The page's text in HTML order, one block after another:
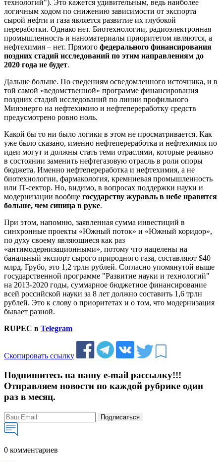
технологий"). Это кажется удивительным, ведь наиболее
логичным ходом по снижению зависимости от экспорта
сырой нефти и газа является развитие их глубокой
переработки. Однако нет. Биотехнологии, радиоэлектронная
промышленность и наноматериалы приоритетом являются, а
нефтехимия – нет. Прямого федерального финансирования
поздних стадий исследований по этим направлениям до
2020 года не будет.
Дальше больше. По сведениям осведомленного источника, и в
той самой «ведомственной» программе финансирования
поздних стадий исследований по линии профильного
Минэнерго на нефтехимию и нефтепереработку средств
предусмотрено ровно ноль.
Какой бы то ни было логики в этом не просматривается. Как
уже было сказано, именно нефтепереработка и нефтехимия по
идеи могут и должны стать теми отраслями, которые реально
в состоянии заменить нефтегазовую отрасль в роли опоры
бюджета. Именно нефтепереработка и нефтехимия, а не
биотехнологии, фармакология, кремниевая промышленность
или IT-сектор. Но, видимо, в вопросах поддержки науки и
модернизации вообще государству журавль в небе нравится
больше, чем синица в руке.
При этом, напомню, заявленная сумма инвестиций в
синхронные проекты «Южный поток» и «Южный коридор»,
по духу своему являющиеся как раз
«антимодернизационными», потому что нацелены на
банальный экспорт сырого природного газа, составляют $40
млрд. Грубо, это 1,2 трлн рублей. Согласно упомянутой выше
государственной программе "Развитие науки и технологий"
на 2013-2020 годы, суммарное бюджетное финансирование
всей российской науки за 8 лет должно составить 1,6 трлн
рублей. Это к слову о приоритетах и о том, что модернизация
бывает разной.
RUPEC в Telegram
Скопировать ссылку
Подпишитесь на нашу e-mail рассылку!!!
Отправляем новости по каждой рубрике один
раз в месяц.
Подписаться
0 комментариев